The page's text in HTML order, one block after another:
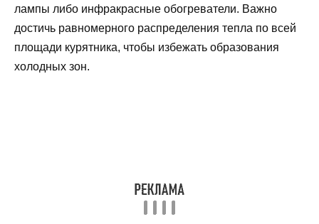
лампы либо инфракрасные обогреватели. Важно
достичь равномерного распределения тепла по всей
площади курятника, чтобы избежать образования
холодных зон.